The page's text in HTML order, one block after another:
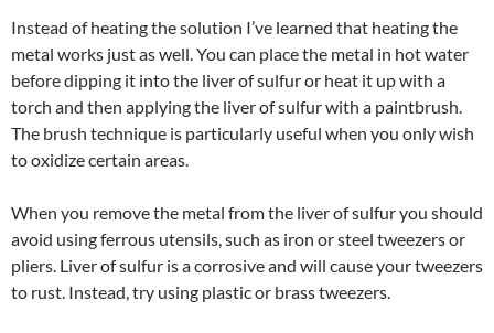
Instead of heating the solution I’ve learned that heating the
metal works just as well. You can place the metal in hot water
before dipping it into the liver of sulfur or heat it up with a
torch and then applying the liver of sulfur with a paintbrush.
The brush technique is particularly useful when you only wish
to oxidize certain areas.
When you remove the metal from the liver of sulfur you should
avoid using ferrous utensils, such as iron or steel tweezers or
pliers. Liver of sulfur is a corrosive and will cause your tweezers
to rust. Instead, try using plastic or brass tweezers.